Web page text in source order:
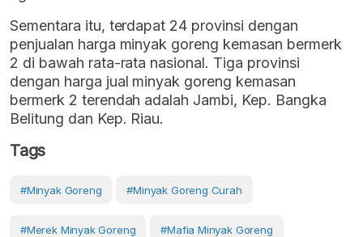
Sementara itu, terdapat 24 provinsi dengan
penjualan harga minyak goreng kemasan bermerk
2 di bawah rata-rata nasional. Tiga provinsi
dengan harga jual minyak goreng kemasan
bermerk 2 terendah adalah Jambi, Kep. Bangka
Belitung dan Kep. Riau.
Tags
#Minyak Goreng #minyak Goreng Curah
#merek Minyak Goreng #mafia Minyak Goreng